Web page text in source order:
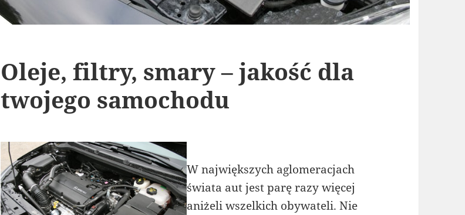
Oleje, filtry, smary – jakość dla
twojego samochodu
W największych aglomeracjach
świata aut jest parę razy więcej
aniżeli wszelkich obywateli. Nie